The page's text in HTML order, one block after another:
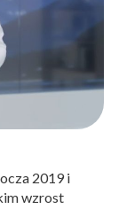
2019 i
wzrost